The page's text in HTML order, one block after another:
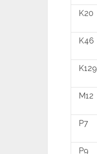
K20
K46
K129
M12
P7
P9